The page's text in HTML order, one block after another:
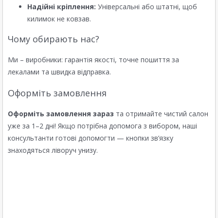
Надійні кріплення: Універсальні або штатні, щоб
килимок не ковзав.
Чому обирають нас?
Ми – виробники: гарантія якості, точне пошиття за
лекалами та швидка відправка.
Оформіть замовлення
Оформіть замовлення зараз та отримайте чистий салон
уже за 1–2 дні! Якщо потрібна допомога з вибором, наші
консультанти готові допомогти — кнопки зв’язку
знаходяться ліворуч унизу.